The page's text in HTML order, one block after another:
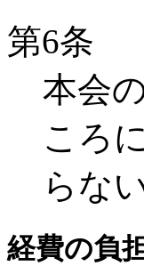
第6条
本会
ころ
らない
経費の負